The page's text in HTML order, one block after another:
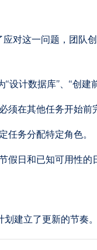
对这一问题，团队
设计数据库”、“创建
须在其他任务开始前
任务分配特定角色。
假日和已知可用性的
建立了更新的节奏。